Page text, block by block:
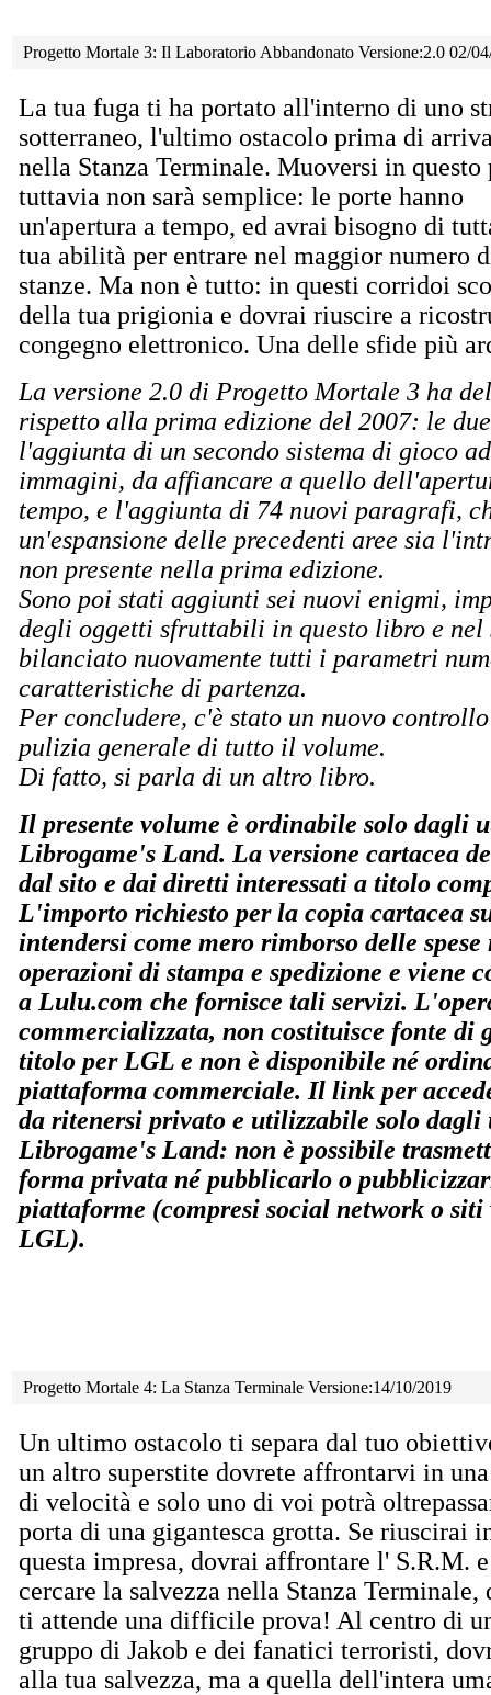
Progetto Mortale 3: Il Laboratorio Abbandonato Versione:2.0 02/
La tua fuga ti ha portato all'interno di uno
sotterraneo, l'ultimo ostacolo prima di
nella Stanza Terminale. Muoversi in questo
tuttavia non sarà semplice: le porte hanno
un'apertura a tempo, ed avrai bisogno di
tua abilità per entrare nel maggior numero
stanze. Ma non è tutto: in questi corridoi
della tua prigionia e dovrai riuscire a
congegno elettronico. Una delle sfide più
La versione 2.0 di Progetto Mortale 3 ha
rispetto alla prima edizione del 2007: le
l'aggiunta di un secondo sistema di gioco
immagini, da affiancare a quello
tempo, e l'aggiunta di 74 nuovi paragrafi,
un'espansione delle precedenti aree sia
non presente nella prima edizione.
Sono poi stati aggiunti sei nuovi enigmi,
degli oggetti sfruttabili in questo libro e nel
bilanciato nuovamente tutti i parametri
caratteristiche di partenza.
Per concludere, c'è stato un nuovo
pulizia generale di tutto il volume.
Di fatto, si parla di un altro libro.
Il presente volume è ordinabile solo dagli
Librogame's Land. La versione cartacea
dal sito e dai diretti interessati a titolo
L'importo richiesto per la copia cartacea
intendersi come mero rimborso delle
operazioni di stampa e spedizione e viene
a Lulu.com che fornisce tali servizi.
commercializzata, non costituisce fonte di
titolo per LGL e non è disponibile né
piattaforma commerciale. Il link per
da ritenersi privato e utilizzabile solo
Librogame's Land: non è possibile
forma privata né pubblicarlo o
piattaforme (compresi social network o
LGL).
Progetto Mortale 4: La Stanza Terminale Versione:14/10/2019
Un ultimo ostacolo ti separa dal tuo
un altro superstite dovrete affrontarvi in
di velocità e solo uno di voi potrà
porta di una gigantesca grotta. Se riuscirai
questa impresa, dovrai affrontare l' S.R.M. e
cercare la salvezza nella Stanza Terminale,
ti attende una difficile prova! Al centro di
gruppo di Jakob e dei fanatici terroristi,
alla tua salvezza, ma a quella dell'intera